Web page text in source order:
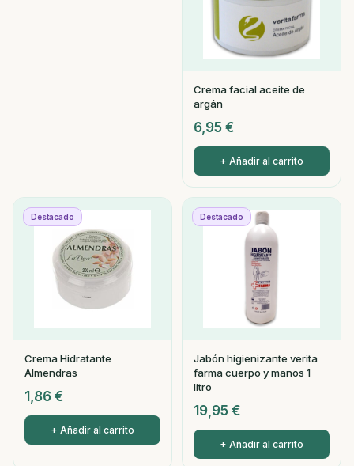
Crema facial aceite de
argán
6,95 €
+ Añadir al carrito
Destacado
Crema Hidratante
Almendras
1,86 €
+ Añadir al carrito
Destacado
Jabón higienizante verita
farma cuerpo y manos 1
litro
19,95 €
+ Añadir al carrito